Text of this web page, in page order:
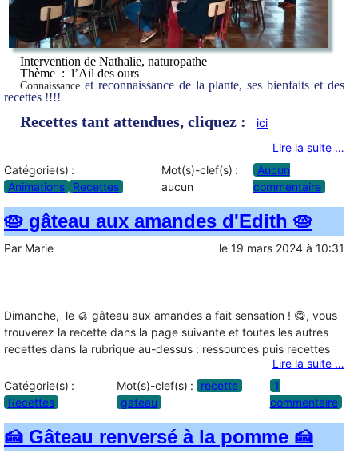
Intervention de Nathalie, naturopathe
Thème : l’Ail des ours
Connaissance et reconnaissance de la plante, ses bienfaits et des
recettes !!!!
Recettes tant attendues, cliquez :
ici
Lire la suite …
Catégorie(s) :
Animations
Recettes
Mot(s)-clef(s) :
aucun
Aucun
commentaire
🥧 gâteau aux amandes d'Edith 🥧
Par Marie le 19 mars 2024 à 10:31
Dimanche, le 🥮 gâteau aux amandes a fait sensation ! 😋, vous
trouverez la recette dans la page suivante et toutes les autres
recettes dans la rubrique au-dessus : ressources puis recettes
Lire la suite …
Catégorie(s) :
Recettes
Mot(s)-clef(s) :
recette
gateau
1
commentaire
🍰 Gâteau renversé à la pomme 🍰